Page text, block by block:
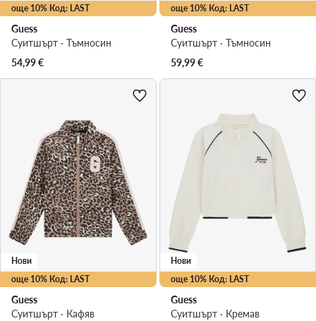
още 10% Код: LAST
Guess
Суитшърт · Тъмносин
54,99€
още 10% Код: LAST
Guess
Суитшърт · Тъмносин
59,99€
още 10% Код: LAST
Нови
Guess
Суитшърт · Кафяв
още 10% Код: LAST
Нови
Guess
Суитшърт · Кремав